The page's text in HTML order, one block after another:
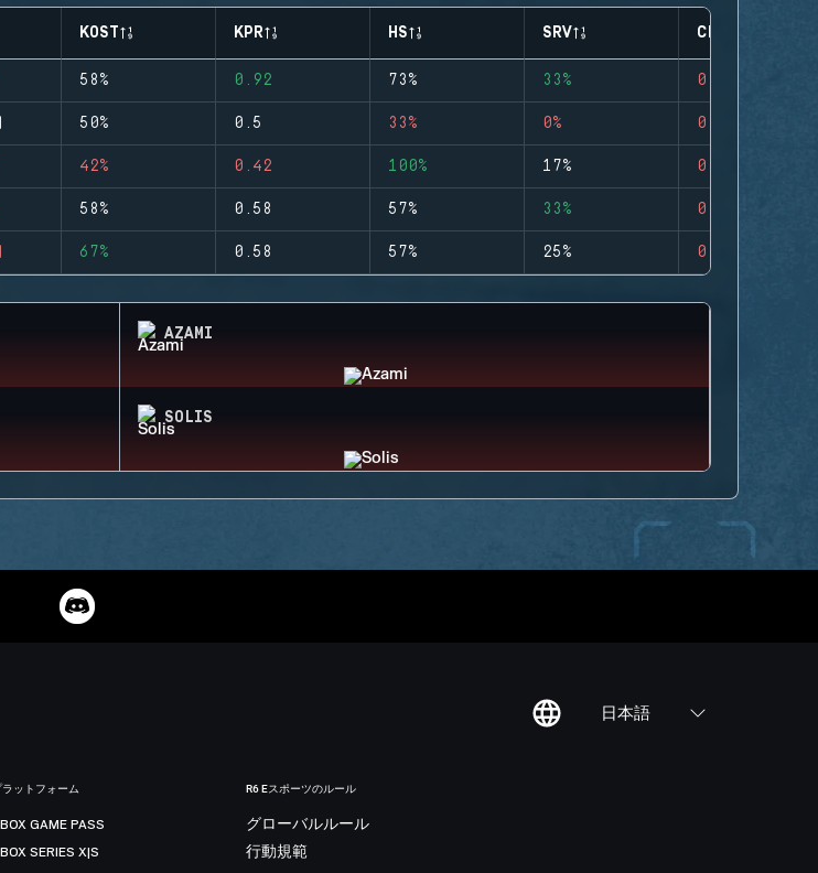
KOST KPR HS SRV CLUTCHES
58% 0.92 73% 33% 0
50% 0.5 33% 0% 0
42% 0.42 100% 17% 0
58% 0.58 57% 33% 0
67% 0.58 57% 25% 0
AZAMI
SOLIS
日本語
ラットフォーム
GAME PASS
SERIES X|S
R6 Eスポーツのルール
グローバルルール
行動規範